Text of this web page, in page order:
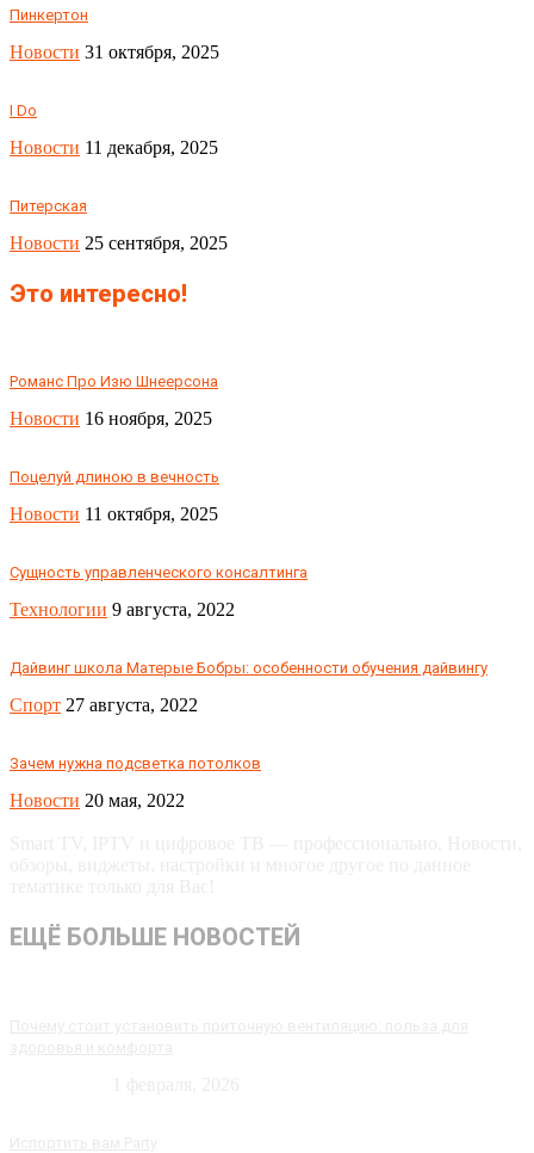
Пинкертон
Новости 31 октября, 2025
I Do
Новости 11 декабря, 2025
Питерская
Новости 25 сентября, 2025
Это интересно!
Романс Про Изю Шнеерсона
Новости 16 ноября, 2025
Поцелуй длиною в вечность
Новости 11 октября, 2025
Сущность управленческого консалтинга
Технологии 9 августа, 2022
Дайвинг школа Матерые Бобры: особенности обучения дайвингу
Спорт 27 августа, 2022
Зачем нужна подсветка потолков
Новости 20 мая, 2022
ЕЩЁ БОЛЬШЕ НОВОСТЕЙ